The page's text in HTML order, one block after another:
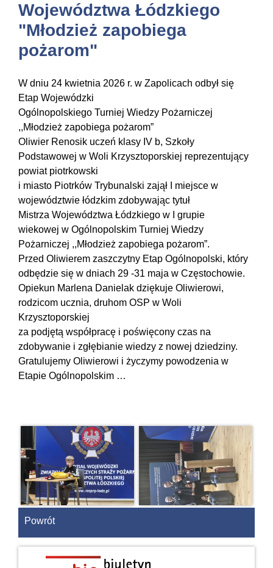
Województwa Łódzkiego
"Młodzież zapobiega
pożarom"
W dniu 24 kwietnia 2026 r. w Zapolicach odbył się
Etap Wojewódzki
Ogólnopolskiego Turniej Wiedzy Pożarniczej
,,Młodzież zapobiega pożarom”
Oliwier Renosik uczeń klasy IV b, Szkoły
Podstawowej w Woli Krzysztoporskiej reprezentujący
powiat piotrkowski
i miasto Piotrków Trybunalski zajął I miejsce w
województwie łódzkim zdobywając tytuł
Mistrza Województwa Łódzkiego w I grupie
wiekowej w Ogólnopolskim Turniej Wiedzy
Pożarniczej ,,Młodzież zapobiega pożarom”.
Przed Oliwierem zaszczytny Etap Ogólnopolski, który
odbędzie się w dniach 29 -31 maja w Częstochowie.
Opiekun Marlena Danielak dziękuje Oliwierowi,
rodzicom ucznia, druhom OSP w Woli
Krzysztoporskiej
za podjętą współpracę i poświęcony czas na
zdobywanie i zgłębianie wiedzy z nowej dziedziny.
Gratulujemy Oliwierowi i życzymy powodzenia w
Etapie Ogólnopolskim …
Powrót